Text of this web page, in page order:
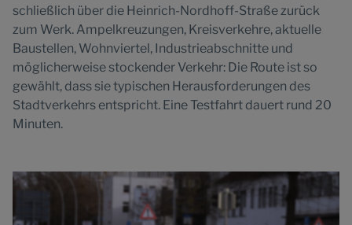
schließlich über die Heinrich-Nordhoff-Straße zurück
zum Werk. Ampelkreuzungen, Kreisverkehre, aktuelle
Baustellen, Wohnviertel, Industrieabschnitte und
möglicherweise stockender Verkehr: Die Route ist so
gewählt, dass sie typischen Herausforderungen des
Stadtverkehrs entspricht. Eine Testfahrt dauert rund 20
Minuten.